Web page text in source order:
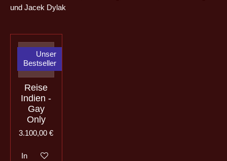
und Jacek Dylak
Unser
Bestseller
Reise
Indien -
Gay
Only
3.100,00 €
In den Warenkorb